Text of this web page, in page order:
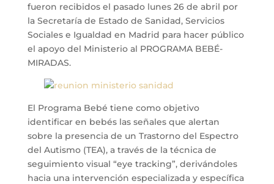
fueron recibidos el pasado lunes 26 de abril por
la Secretaría de Estado de Sanidad, Servicios
Sociales e Igualdad en Madrid para hacer público
el apoyo del Ministerio al PROGRAMA BEBÉ-
MIRADAS.
El Programa Bebé tiene como objetivo
identificar en bebés las señales que alertan
sobre la presencia de un Trastorno del Espectro
del Autismo (TEA), a través de la técnica de
seguimiento visual “eye tracking”, derivándoles
hacia una intervención especializada y específica